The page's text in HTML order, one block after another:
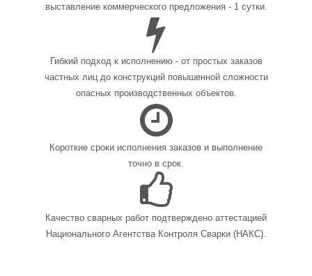
выставление коммерческого предложения - 1 сутки.
Гибкий подход к исполнению - от простых заказов
частных лиц до конструкций повышенной сложности
опасных производственных объектов.
Короткие сроки исполнения заказов и выполнение
точно в срок.
Качество сварных работ подтверждено аттестацией
Национального Агентства Контроля Сварки (НАКС).